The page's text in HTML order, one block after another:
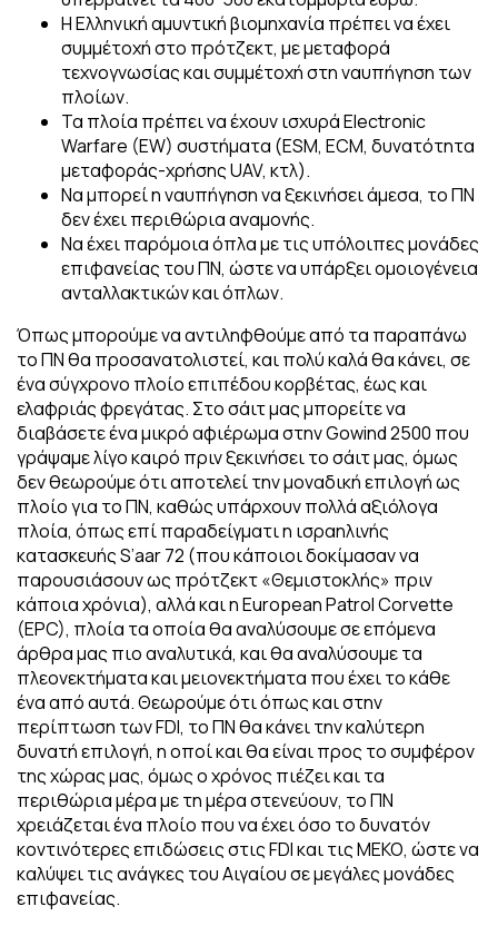
Η Ελληνική αμυντική βιομηχανία πρέπει να έχει
συμμέτοχή στο πρότζεκτ, με μεταφορά
τεχνογνωσίας και συμμέτοχή στη ναυπήγηση των
πλοίων.
Τα πλοία πρέπει να έχουν ισχυρά Electronic
Warfare (EW) συστήματα (ESM, ECM, δυνατότητα
μεταφοράς-χρήσης UAV, κτλ).
Να μπορεί η ναυπήγηση να ξεκινήσει άμεσα, το ΠΝ
δεν έχει περιθώρια αναμονής.
Να έχει παρόμοια όπλα με τις υπόλοιπες μονάδες
επιφανείας του ΠΝ, ώστε να υπάρξει ομοιογένεια
ανταλλακτικών και όπλων.
Όπως μπορούμε να αντιληφθούμε από τα παραπάνω
το ΠΝ θα προσανατολιστεί, και πολύ καλά θα κάνει, σε
ένα σύγχρονο πλοίο επιπέδου κορβέτας, έως και
ελαφριάς φρεγάτας. Στο σάιτ μας μπορείτε να
διαβάσετε ένα μικρό αφιέρωμα στην Gowind 2500 που
γράψαμε λίγο καιρό πριν ξεκινήσει το σάιτ μας, όμως
δεν θεωρούμε ότι αποτελεί την μοναδική επιλογή ως
πλοίο για το ΠΝ, καθώς υπάρχουν πολλά αξιόλογα
πλοία, όπως επί παραδείγματι η ισραηλινής
κατασκευής S’aar 72 (που κάποιοι δοκίμασαν να
παρουσιάσουν ως πρότζεκτ «Θεμιστοκλής» πριν
κάποια χρόνια), αλλά και η European Patrol Corvette
(EPC), πλοία τα οποία θα αναλύσουμε σε επόμενα
άρθρα μας πιο αναλυτικά, και θα αναλύσουμε τα
πλεονεκτήματα και μειονεκτήματα που έχει το κάθε
ένα από αυτά. Θεωρούμε ότι όπως και στην
περίπτωση των FDI, το ΠΝ θα κάνει την καλύτερη
δυνατή επιλογή, η οποί και θα είναι προς το συμφέρον
της χώρας μας, όμως ο χρόνος πιέζει και τα
περιθώρια μέρα με τη μέρα στενεύουν, το ΠΝ
χρειάζεται ένα πλοίο που να έχει όσο το δυνατόν
κοντινότερες επιδώσεις στις FDI και τις ΜΕΚΟ, ώστε να
καλύψει τις ανάγκες του Αιγαίου σε μεγάλες μονάδες
επιφανείας.